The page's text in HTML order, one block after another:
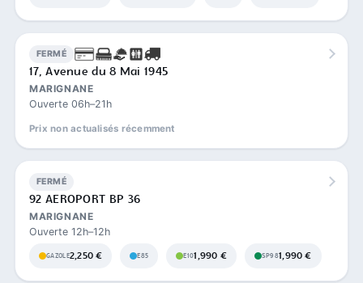
FERMÉ
17, Avenue du 8 Mai 1945
MARIGNANE
Ouverte 06h–21h
Prix non actualisés récemment
FERMÉ
92 AEROPORT BP 36
MARIGNANE
Ouverte 12h–12h
GAZOLE2,250 € E85 E101,990 € SP981,990 €